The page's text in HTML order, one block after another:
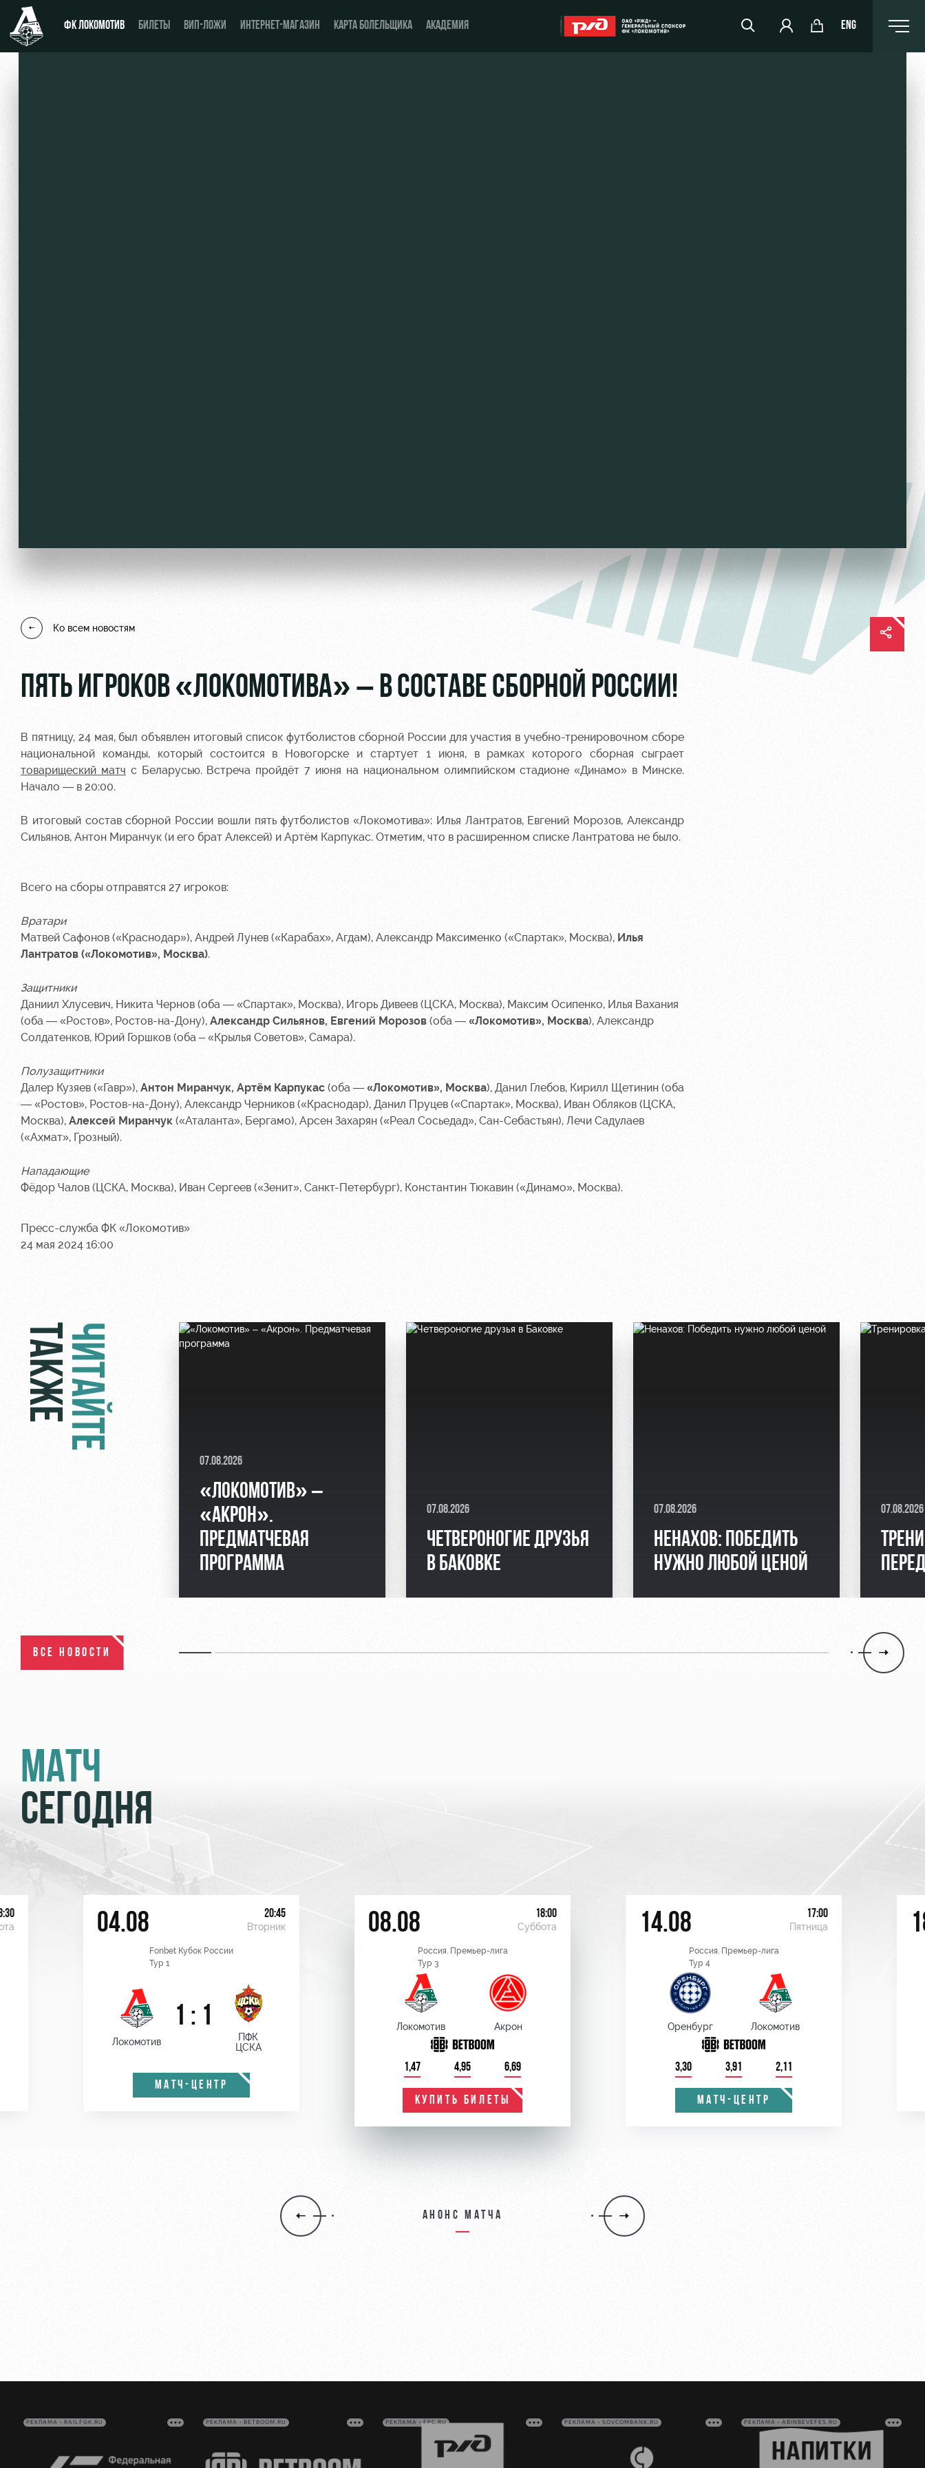
ФК ЛОКОМОТИВ БИЛЕТЫ ВИП-ЛОЖИ ИНТЕРНЕТ-МАГАЗИН КАРТА БОЛЕЛЬЩИКА АКАДЕМИЯ ENG
Ко всем новостям
ПЯТЬ ИГРОКОВ «ЛОКОМОТИВА» – В СОСТАВЕ СБОРНОЙ РОССИИ!
В пятницу, 24 мая, был объявлен итоговый список футболистов сборной России для участия в учебно-тренировочном сборе
национальной команды, который состоится в Новогорске и стартует 1 июня, в рамках которого сборная сыграет
товарищеский матч с Беларусью. Встреча пройдёт 7 июня на национальном олимпийском стадионе «Динамо» в Минске.
Начало — в 20:00.
В итоговый состав сборной России вошли пять футболистов «Локомотива»: Илья Лантратов, Евгений Морозов, Александр
Сильянов, Антон Миранчук (и его брат Алексей) и Артём Карпукас. Отметим, что в расширенном списке Лантратова не было.
Всего на сборы отправятся 27 игроков:
Вратари
Матвей Сафонов («Краснодар»), Андрей Лунев («Карабах», Агдам), Александр Максименко («Спартак», Москва), Илья
Лантратов («Локомотив», Москва).
Защитники
Даниил Хлусевич, Никита Чернов (оба — «Спартак», Москва), Игорь Дивеев (ЦСКА, Москва), Максим Осипенко, Илья Вахания
(оба — «Ростов», Ростов-на-Дону), Александр Сильянов, Евгений Морозов (оба — «Локомотив», Москва), Александр
Солдатенков, Юрий Горшков (оба – «Крылья Советов», Самара).
Полузащитники
Далер Кузяев («Гавр»), Антон Миранчук, Артём Карпукас (оба — «Локомотив», Москва), Данил Глебов, Кирилл Щетинин (оба
— «Ростов», Ростов-на-Дону), Александр Черников («Краснодар), Данил Пруцев («Спартак», Москва), Иван Обляков (ЦСКА,
Москва), Алексей Миранчук («Аталанта», Бергамо), Арсен Захарян («Реал Сосьедад», Сан-Себастьян), Лечи Садулаев
(«Ахмат», Грозный).
Нападающие
Фёдор Чалов (ЦСКА, Москва), Иван Сергеев («Зенит», Санкт-Петербург), Константин Тюкавин («Динамо», Москва).
Пресс-служба ФК «Локомотив»
24 мая 2024 16:00
ЧИТАЙТЕ
ТАКЖЕ
07.08.2026
«ЛОКОМОТИВ» –
«АКРОН».
ПРЕДМАТЧЕВАЯ
ПРОГРАММА
07.08.2026
ЧЕТВЕРОНОГИЕ ДРУЗЬЯ
В БАКОВКЕ
07.08.2026
НЕНАХОВ: ПОБЕДИТЬ
НУЖНО ЛЮБОЙ ЦЕНОЙ
07.08.2026
ВСЕ НОВОСТИ
МАТЧ
СЕГОДНЯ
04.08 20:45
Вторник
Fonbet Кубок России
Тур 1
Локомотив
1 : 1
ПФК
ЦСКА
МАТЧ-ЦЕНТР
08.08 18:00
Суббота
Россия. Премьер-лига
Тур 3
Локомотив Акрон
1,47 4,95 6,69
КУПИТЬ БИЛЕТЫ
14.08 17:00
Пятница
Россия. Премьер-лига
Тур 4
Оренбург Локомотив
3,30 3,91 2,11
МАТЧ-ЦЕНТР
Анонс матча
РЕКЛАМА • RAILFGK.RU РЕКЛАМА • BETBOOM.RU РЕКЛАМА • FPC.RU РЕКЛАМА • SOVCOMBANK.RU РЕКЛАМА • ABINBEVEFES.RU